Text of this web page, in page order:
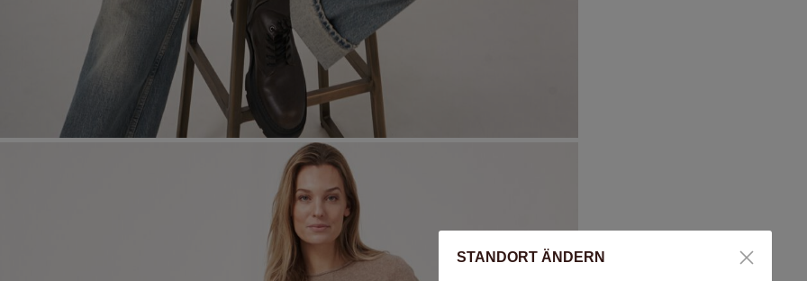
STANDORT ÄNDERN